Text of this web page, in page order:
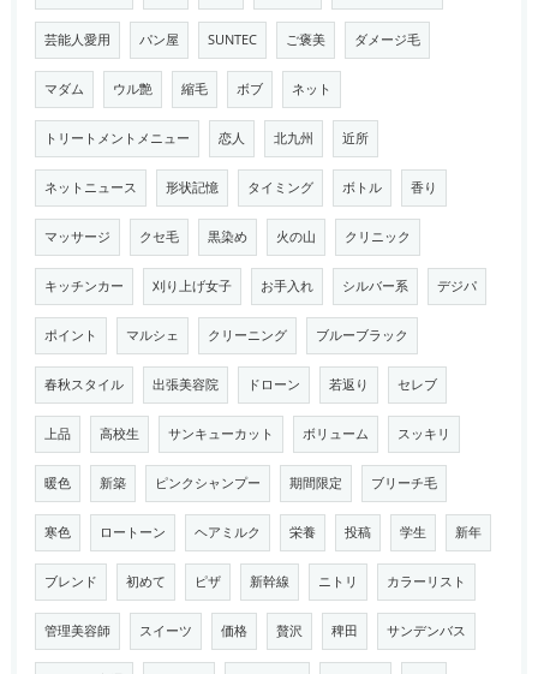
芸能人愛用 パン屋 SUNTEC ご褒美 ダメージ毛
マダム ウル艶 縮毛 ボブ ネット
トリートメントメニュー 恋人 北九州 近所
ネットニュース 形状記憶 タイミング ボトル 香り
マッサージ クセ毛 黒染め 火の山 クリニック
キッチンカー 刈り上げ女子 お手入れ シルバー系 デジパ
ポイント マルシェ クリーニング ブルーブラック
春秋スタイル 出張美容院 ドローン 若返り セレブ
上品 高校生 サンキューカット ボリューム スッキリ
暖色 新築 ピンクシャンプー 期間限定 ブリーチ毛
寒色 ロートーン ヘアミルク 栄養 投稿 学生 新年
ブレンド 初めて ピザ 新幹線 ニトリ カラーリスト
管理美容師 スイーツ 価格 贅沢 稗田 サンデンバス